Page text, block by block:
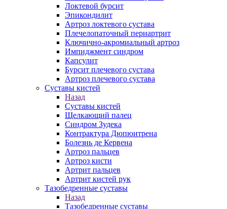
Локтевой бурсит
Эпикондилит
Артроз локтевого сустава
Плечелопаточный периартрит
Ключично-акромиальный артроз
Импиджмент синдром
Капсулит
Бурсит плечевого сустава
Артроз плечевого сустава
Суставы кистей
Назад
Суставы кистей
Щелкающий палец
Синдром Зудека
Контрактура Дюпюитрена
Болезнь де Кервена
Артроз пальцев
Артроз кисти
Артрит пальцев
Артрит кистей рук
Тазобедренные суставы
Назад
Тазобедренные суставы